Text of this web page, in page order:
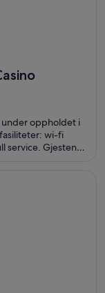
oppholdet i
wi-fi
service. Gjestene